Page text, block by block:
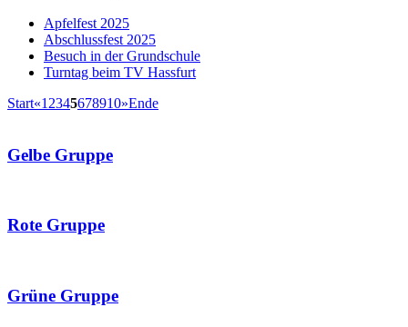
Apfelfest 2025
Abschlussfest 2025
Besuch in der Grundschule
Turntag beim TV Hassfurt
Start«1 2345678910»Ende
Gelbe Gruppe
Rote Gruppe
Grüne Gruppe